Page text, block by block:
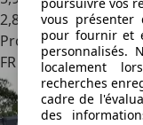
2,8
Professionnel
FR 92130Issy-les-
vous présenter
pour fournir et
personnalisés.
localement
recherches
cadre de
des